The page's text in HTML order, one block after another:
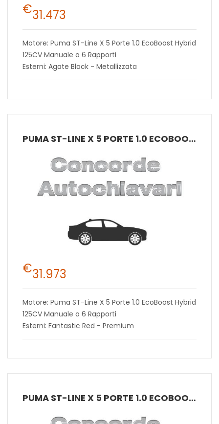
€31.473
Motore: Puma ST-Line X 5 Porte 1.0 EcoBoost Hybrid
125CV Manuale a 6 Rapporti
Esterni: Agate Black - Metallizzata
PUMA ST-LINE X 5 PORTE 1.0 ECOBOOST HYBRID 125CV MANUALE A 6 RAPPORTI
€31.973
Motore: Puma ST-Line X 5 Porte 1.0 EcoBoost Hybrid
125CV Manuale a 6 Rapporti
Esterni: Fantastic Red - Premium
PUMA ST-LINE X 5 PORTE 1.0 ECOBOOST HYBRID 125CV MANUALE A 6 RAPPORTI